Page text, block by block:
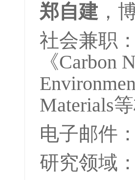
郑自建 ，
社会兼职
《Carbon
Materials
电子邮件
研究领域